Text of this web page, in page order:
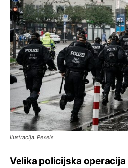
Ilustracija. Pexels
Velika policijska